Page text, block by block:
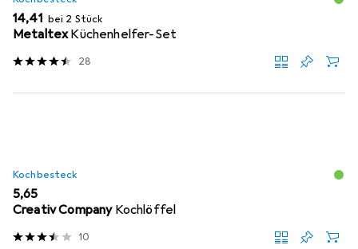
EUR
14,41 bei 2 Stück
MetaltexKüchenhelfer-Set
28
Kochbesteck
EUR
5,65
Creativ Company Kochlöffel
10